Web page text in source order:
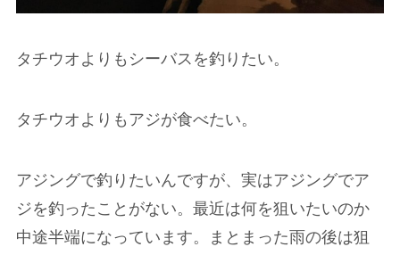
タチウオよりもシーバスを釣りたい。
タチウオよりもアジが食べたい。
アジングで釣りたいんですが、実はアジングでア
ジを釣ったことがない。最近は何を狙いたいのか
中途半端になっています。まとまった雨の後は狙